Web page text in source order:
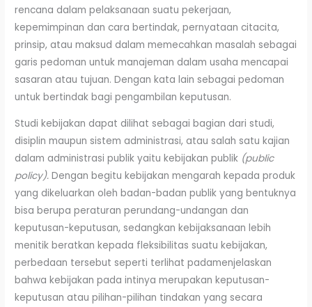
rencana dalam pelaksanaan suatu pekerjaan,
kepemimpinan dan cara bertindak, pernyataan citacita,
prinsip, atau maksud dalam memecahkan masalah sebagai
garis pedoman untuk manajeman dalam usaha mencapai
sasaran atau tujuan. Dengan kata lain sebagai pedoman
untuk bertindak bagi pengambilan keputusan.
Studi kebijakan dapat dilihat sebagai bagian dari studi,
disiplin maupun sistem administrasi, atau salah satu kajian
dalam administrasi publik yaitu kebijakan publik (public
policy).Dengan begitu kebijakan mengarah kepada produk
yang dikeluarkan oleh badan-badan publik yang bentuknya
bisa berupa peraturan perundang-undangan dan
keputusan-keputusan, sedangkan kebijaksanaan lebih
menitik beratkan kepada fleksibilitas suatu kebijakan,
perbedaan tersebut seperti terlihat padamenjelaskan
bahwa kebijakan pada intinya merupakan keputusan-
keputusan atau pilihan-pilihan tindakan yang secara